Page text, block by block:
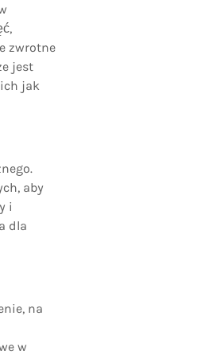
zwrotne
jest
jak
aby
i
dla
na
w